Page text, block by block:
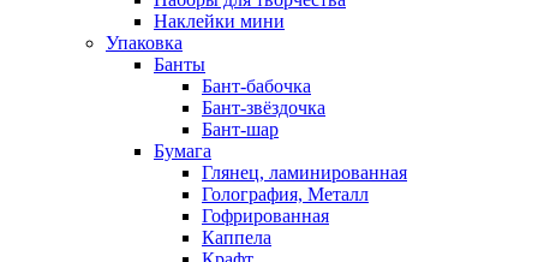
Наклейки мини
Упаковка
Банты
Бант-бабочка
Бант-звёздочка
Бант-шар
Бумага
Глянец, ламинированная
Голография, Металл
Гофрированная
Каппела